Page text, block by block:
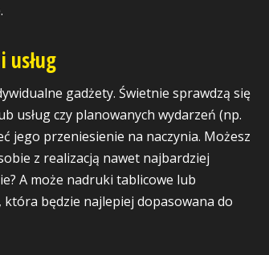
usług
gadżety. Świetnie sprawdzą się
usług czy planowanych wydarzeń (np.
jego przeniesienie na naczynia. Możesz
z realizacją nawet najbardziej
A może nadruki tablicowe lub
która będzie najlepiej dopasowana do